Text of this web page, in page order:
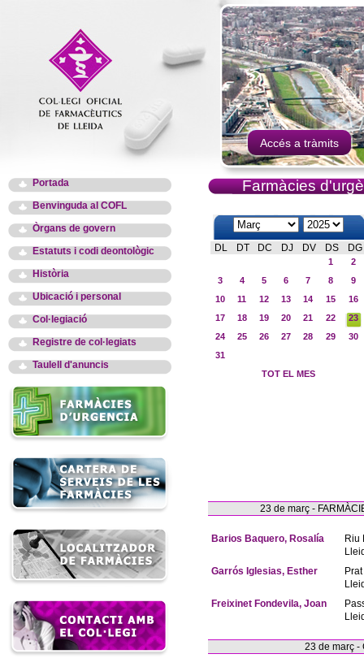
Accés a tràmits
Portada
Benvinguda al COFL
Òrgans de govern
Estatuts i codi deontològic
Història
Ubicació i personal
Col·legiació
Registre de col·legiats
Taulell d'anuncis
Farmàcies
DL DT DC DJ DV DS DG
1
2
3
4 5 6 7 8
9
10
11 12 13 14 15
16
17
18 19 20 21 22
23
24
25 26 27 28 29
30
31
TOT EL MES
23 de març -
Barios Baquero, Rosalía
Riu
Garrós Iglesias, Esther
Freixinet Fondevila, Joan
23 de març -